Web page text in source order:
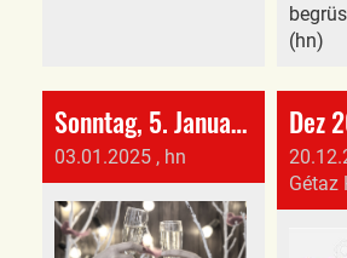
(hn)
Sonntag, 5. Januar: Neujahrs-Apéro in der Aula Burggarten
03.01.2025 , hn
Gétaz